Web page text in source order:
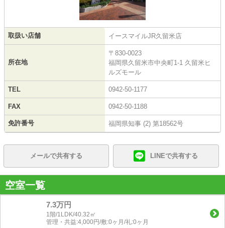
取扱い店舗 イースマイルJR久留米店
所在地
〒830-0023
福岡県久留米市中央町1-1 久留米ヒ
ルズモール
TEL 0942-50-1177
FAX 0942-50-1188
免許番号 福岡県知事 (2) 第18562号
メールで共有する LINEで共有する
空室一覧
7.3万円
1階/1LDK/40.32㎡
管理・共益:4,000円/敷:0ヶ月/礼:0ヶ月